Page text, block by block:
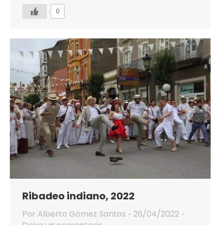
0
Ribadeo indiano, 2022
Por Alberto Gómez Santos
26/04/2022